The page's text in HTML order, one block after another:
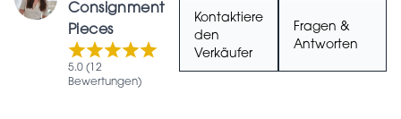
Consignment
Pieces
5.0 (12
Bewertungen)
Kontaktiere
den
Verkäufer
Fragen &
Antworten